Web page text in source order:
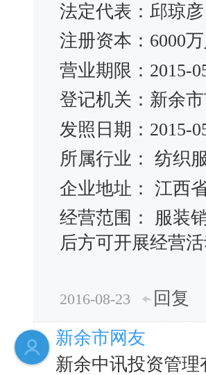
法定代表：邱琼彦
注册资本：6000
营业期限：2015-
登记机关：新余
发照日期：2015-
所属行业： 纺织
企业地址： 江西
经营范围： 服装
后方可开展经营活
2016-08-23
回复
新余市网友
新余中讯投资管理